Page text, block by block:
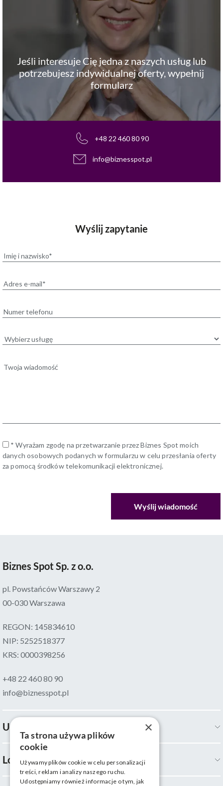
Jeśli interesuje Cię jedna z naszych usług lub
potrzebujesz indywidualnej oferty, wypełnij
formularz
+48 22 460 80 90
info@biznesspot.pl
Wyślij zapytanie
* Wyrażam zgodę na przetwarzanie przez Biznes Spot moich
danych osobowych podanych w formularzu w celu przesłania oferty
za pomocą środków telekomunikacji elektronicznej.
Biznes Spot Sp. z o.o.
pl. Powstańców Warszawy 2
00-030 Warszawa
REGON: 145834610
NIP: 5252518377
KRS: 0000398256
+48 22 460 80 90
info@biznesspot.pl
Usługi
Lokalizacje
×
Ta strona używa plików
cookie
Używamy plików cookie w celu personalizacji
treści, reklam i analizy naszego ruchu.
Udostępniamy również informacje o tym, jak